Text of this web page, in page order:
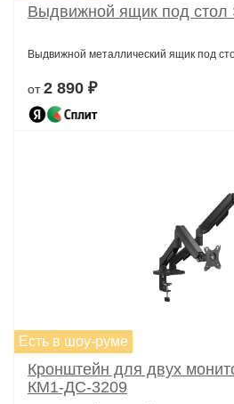
Выдвижной ящик под стол
Выдвижной металлический ящик под
от2 890 ₽
Есть в шоу-руме
Кронштейн для двух
КМ1-ДС-3209